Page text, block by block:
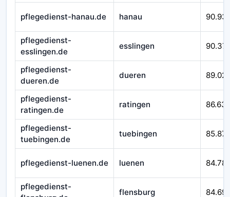
pflegedienst-hanau.de hanau
pflegedienst-
esslingen.de
esslingen
pflegedienst-
dueren.de
dueren
pflegedienst-
ratingen.de
ratingen
pflegedienst-
tuebingen.de
tuebingen 85.871
pflegedienst-luenen.de luenen
pflegedienst-
flensburg